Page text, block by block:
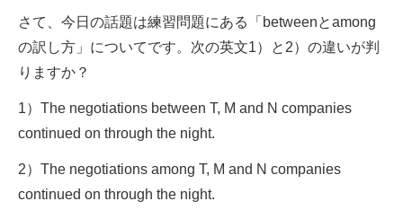
さて、今日の話題は練習問題にある「betweenとamong
の訳し方」についてです。次の英文1）と2）の違いが判
りますか？
1）The negotiations between T, M and N companies
continued on through the night.
2）The negotiations among T, M and N companies
continued on through the night.